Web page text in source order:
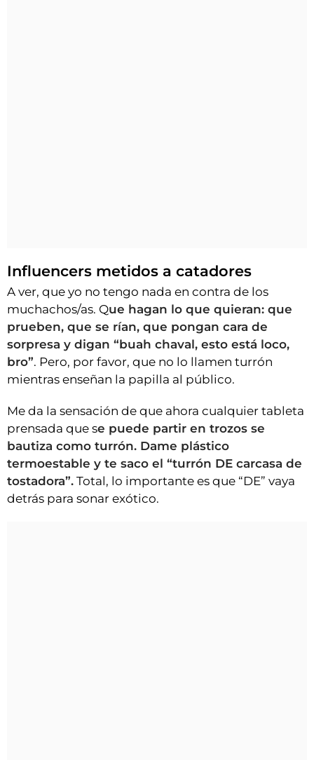
Influencers metidos a catadores
A ver, que yo no tengo nada en contra de los
muchachos/as. Que hagan lo que quieran: que
prueben, que se rían, que pongan cara de
sorpresa y digan “buah chaval, esto está loco,
bro”. Pero, por favor, que no lo llamen turrón
mientras enseñan la papilla al público.
Me da la sensación de que ahora cualquier tableta
prensada que se puede partir en trozos se
bautiza como turrón. Dame plástico
termoestable y te saco el “turrón DE carcasa de
tostadora”. Total, lo importante es que “DE” vaya
detrás para sonar exótico.